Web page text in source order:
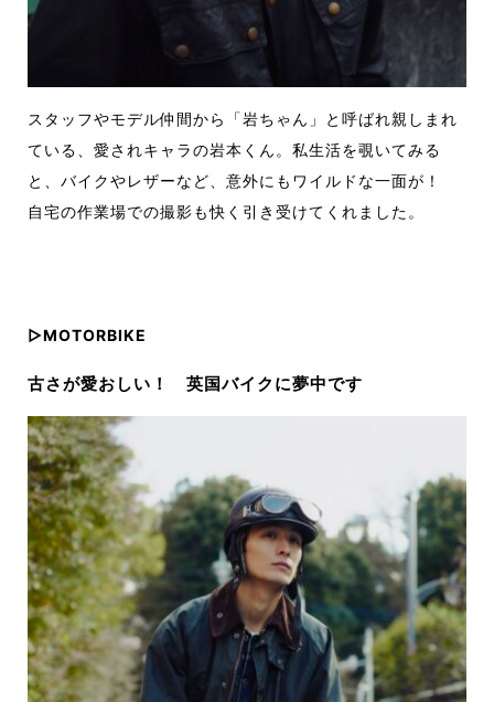
スタッフやモデル仲間から「岩ちゃん」と呼ばれ親しまれ
ている、愛されキャラの岩本くん。私生活を覗いてみる
と、バイクやレザーなど、意外にもワイルドな一面が！
自宅の作業場での撮影も快く引き受けてくれました。
▷MOTORBIKE
古さが愛おしい！ 英国バイクに夢中です